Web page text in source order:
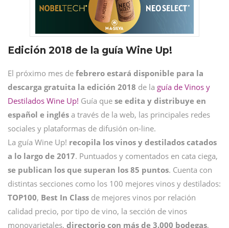
Edición 2018 de la guía Wine Up!
El próximo mes de febrero estará disponible para la
descarga gratuita la edición 2018 de la guía de Vinos y
Destilados Wine Up! Guía que se edita y distribuye en
español e inglés a través de la web, las principales redes
sociales y plataformas de difusión on-line.
La guía Wine Up! recopila los vinos y destilados catados
a lo largo de 2017. Puntuados y comentados en cata ciega,
se publican los que superan los 85 puntos. Cuenta con
distintas secciones como los 100 mejores vinos y destilados:
TOP100, Best In Class de mejores vinos por relación
calidad precio, por tipo de vino, la sección de vinos
monovarietales, directorio con más de 3.000 bodegas,